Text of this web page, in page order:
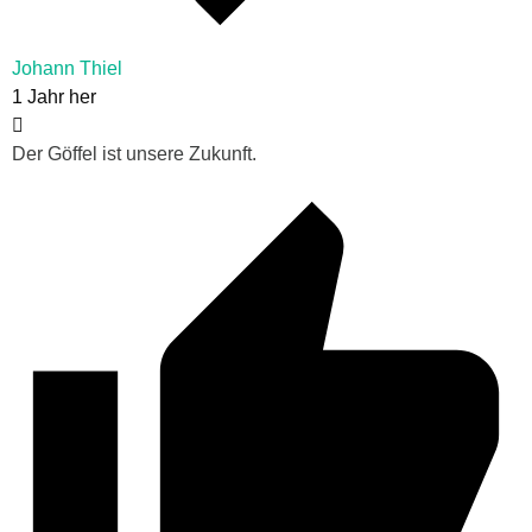
Johann Thiel
1 Jahr her
Der Göffel ist unsere Zukunft.